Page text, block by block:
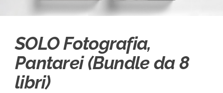
SOLO Fotografia,
Pantarei (Bundle da 8
libri)